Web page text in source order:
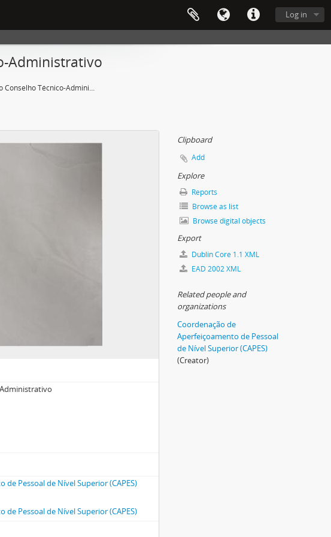
Log in
Administrativo
5ª Reunião do Conselho Técnico-Administrativo
Pessoal de Nível Superior (CAPES)
Pessoal de Nível Superior (CAPES)
Clipboard
Add
Explore
Reports
Browse as list
Browse digital objects
Export
Dublin Core 1.1 XML
EAD 2002 XML
Related people and
organizations
Coordenação de
Aperfeiçoamento de Pessoal
de Nível Superior (CAPES)
(Creator)